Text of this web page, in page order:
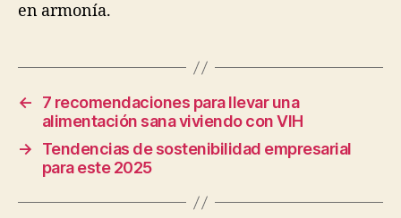
en armonía.
←
7 recomendaciones para llevar una
alimentación sana viviendo con VIH
→
Tendencias de sostenibilidad empresarial
para este 2025